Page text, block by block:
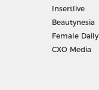
Insertlive
Beautynesia
Female Daily
CXO Media